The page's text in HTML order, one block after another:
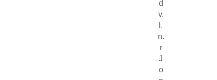
d
v.
l.
n.
r
J
o